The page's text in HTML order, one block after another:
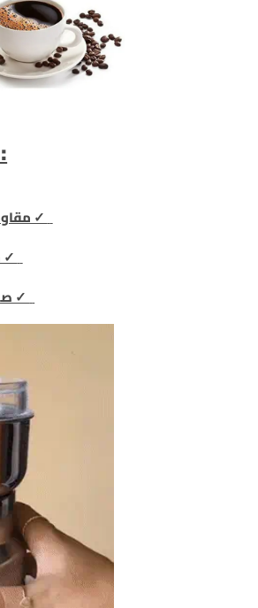
✓
✓
✓